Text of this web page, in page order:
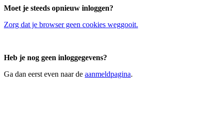
Moet je steeds opnieuw inloggen?
Zorg dat je browser geen cookies weggooit.
Heb je nog geen inloggegevens?
Ga dan eerst even naar de aanmeldpagina.